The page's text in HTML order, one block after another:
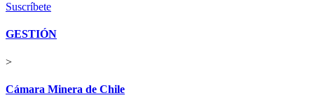
Suscríbete
GESTIÓN
>
Cámara Minera de Chile